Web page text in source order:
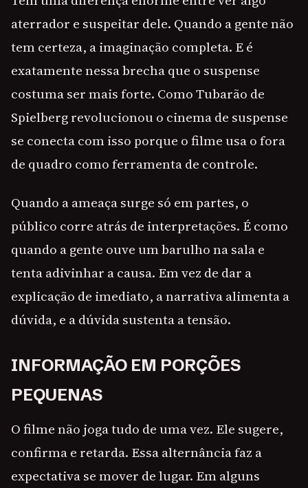
aterrador e suspeitar dele. Quando a gente não
tem certeza, a imaginação completa. E é
exatamente nessa brecha que o suspense
costuma ser mais forte. Como Tubarão de
Spielberg revolucionou o cinema de suspense
se conecta com isso porque o filme usa o fora
de quadro como ferramenta de controle.
Quando a ameaça surge só em partes, o
público corre atrás de interpretações. É como
quando a gente ouve um barulho na sala e
tenta adivinhar a causa. Em vez de dar a
explicação de imediato, a narrativa alimenta a
dúvida, e a dúvida sustenta a tensão.
INFORMAÇÃO EM PORÇÕES
PEQUENAS
O filme não joga tudo de uma vez. Ele sugere,
confirma e retarda. Essa alternância faz a
expectativa se mover de lugar. Em alguns